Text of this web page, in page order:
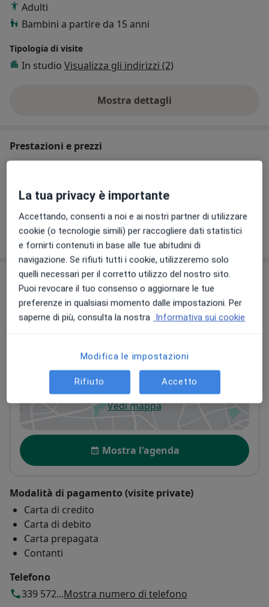
Adulti
Bambini a partire da 15 anni
Tipologia di visite
In studio Visualizza gli indirizzi (2)
Mostra dettagli
sull'esperienza
Prestazioni e prezzi
Come funzionano i prezzi?
Indirizzi (2)
Indirizzo 1 Indirizzo 2
Ospedale di Lavagna
Via Don Giovanni Battista Bobbio, Lavagna16033
Vedi mappasi apre in una nuova scheda
Disponibilità
Mostra l'agenda
Modalità di pagamento (visite private)
Carta di credito
Carta di debito
Carta prepagata
Contanti
Telefono
339 572...Mostra numero di telefono
La tua privacy è importante
Accettando, consenti a noi e ai nostri partner di utilizzare
cookie (o tecnologie simili) per raccogliere dati statistici
e fornirti contenuti in base alle tue abitudini di
navigazione. Se rifiuti tutti i cookie, utilizzeremo solo
quelli necessari per il corretto utilizzo del nostro sito.
Puoi revocare il tuo consenso o aggiornare le tue
preferenze in qualsiasi momento dalle impostazioni. Per
saperne di più, consulta la nostra Informativa sui cookie
Modifica le impostazioni
Rifiuto Accetto